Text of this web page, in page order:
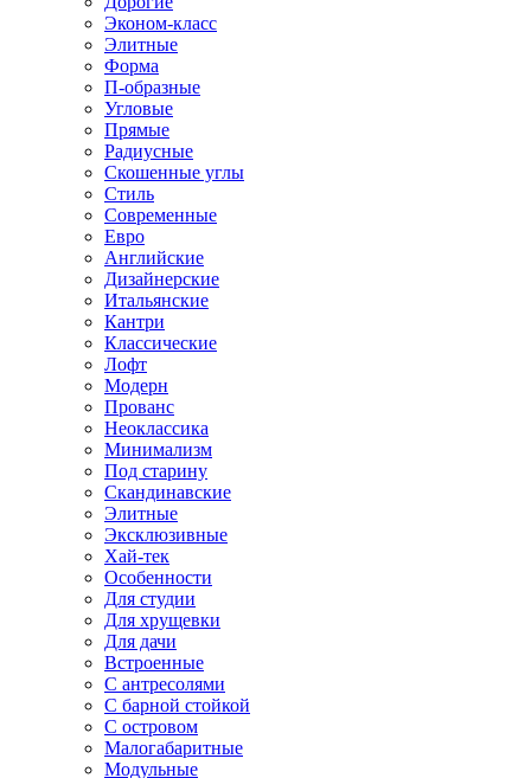
Эконом-класс
Элитные
Форма
П-образные
Угловые
Прямые
Радиусные
Скошенные углы
Стиль
Современные
Евро
Английские
Дизайнерские
Итальянские
Кантри
Классические
Лофт
Модерн
Прованс
Неоклассика
Минимализм
Под старину
Скандинавские
Элитные
Эксклюзивные
Хай-тек
Особенности
Для студии
Для хрущевки
Для дачи
Встроенные
С антресолями
С барной стойкой
С островом
Малогабаритные
Модульные